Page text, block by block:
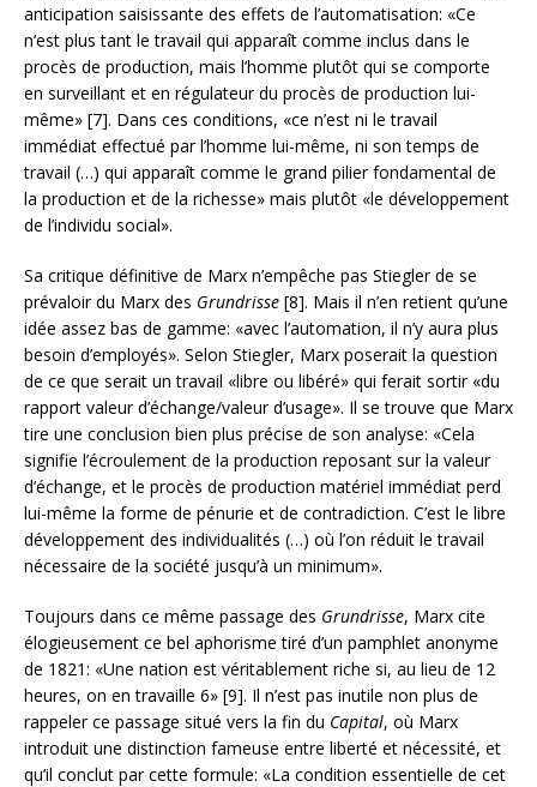
anticipation saisissante des effets de l’automatisation: «Ce
n’est plus tant le travail qui apparaît comme inclus dans le
procès de production, mais l’homme plutôt qui se comporte
en surveillant et en régulateur du procès de production lui-
même» [7]. Dans ces conditions, «ce n’est ni le travail
immédiat effectué par l’homme lui-même, ni son temps de
travail (…) qui apparaît comme le grand pilier fondamental de
la production et de la richesse» mais plutôt «le développement
de l’individu social».
Sa critique définitive de Marx n’empêche pas Stiegler de se
prévaloir du Marx des Grundrisse [8]. Mais il n’en retient qu’une
idée assez bas de gamme: «avec l’automation, il n’y aura plus
besoin d’employés». Selon Stiegler, Marx poserait la question
de ce que serait un travail «libre ou libéré» qui ferait sortir «du
rapport valeur d’échange/valeur d’usage». Il se trouve que Marx
tire une conclusion bien plus précise de son analyse: «Cela
signifie l’écroulement de la production reposant sur la valeur
d’échange, et le procès de production matériel immédiat perd
lui-même la forme de pénurie et de contradiction. C’est le libre
développement des individualités (…) où l’on réduit le travail
nécessaire de la société jusqu’à un minimum».
Toujours dans ce même passage des Grundrisse, Marx cite
élogieusement ce bel aphorisme tiré d’un pamphlet anonyme
de 1821: «Une nation est véritablement riche si, au lieu de 12
heures, on en travaille 6» [9]. Il n’est pas inutile non plus de
rappeler ce passage situé vers la fin du Capital, où Marx
introduit une distinction fameuse entre liberté et nécessité, et
qu’il conclut par cette formule: «La condition essentielle de cet